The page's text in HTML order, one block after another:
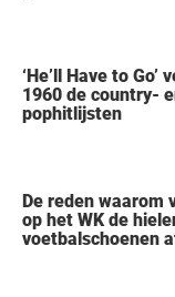
‘He’ll Have to Go’
1960 de country-
pophitlijsten
De reden waarom
op het WK de
voetbalschoenen